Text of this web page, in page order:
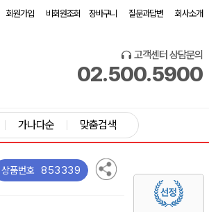
회원가입 비회원조회 장바구니 질문과답변 회사소개
고객센터 상담문의
02.500.5900
가나다순 맞춤검색
상품번호 853339